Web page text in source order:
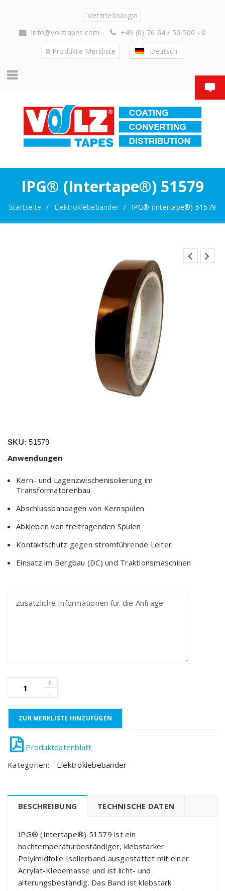
Vertriebslogin
info@volztapes.com
+49 (0) 76 64 / 50 500 - 0
0 Produkte Merkliste Deutsch
IPG® (Intertape®) 51579
Startseite / Elektroklebebänder / IPG® (Intertape®) 51579
SKU:51579
Anwendungen
Kern- und Lagenzwischenisolierung im
Transformatorenbau
Abschlussbandagen von Kernspulen
Abkleben von freitragenden Spulen
Kontaktschutz gegen stromführende Leiter
Einsatz im Bergbau (DC) und Traktionsmaschinen
ZUR MERKLISTE HINZUFÜGEN
Kategorien: Elektroklebebänder
BESCHREIBUNG TECHNISCHE DATEN
IPG® (Intertape®) 51579 ist ein
hochtemperaturbeständiger, klebstarker
Polyimidfolie Isolierband ausgestattet mit einer
Acrylat-Klebemasse und ist licht- und
alterungsbeständig. Das Band ist klebstark